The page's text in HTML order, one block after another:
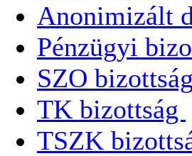
Anonimizált
Pénzügyi
SZO bizottság
TK bizottság
TSZK